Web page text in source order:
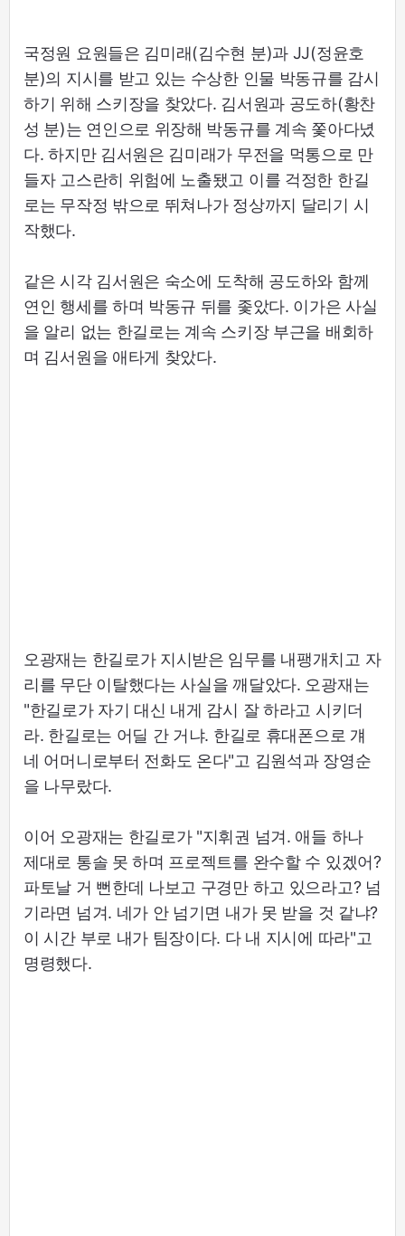
국정원 요원들은 김미래(김수현 분)과 JJ(정윤호
분)의 지시를 받고 있는 수상한 인물 박동규를 감시
하기 위해 스키장을 찾았다. 김서원과 공도하(황찬
성 분)는 연인으로 위장해 박동규를 계속 쫓아다녔
다. 하지만 김서원은 김미래가 무전을 먹통으로 만
들자 고스란히 위험에 노출됐고 이를 걱정한 한길
로는 무작정 밖으로 뛰쳐나가 정상까지 달리기 시
작했다.
같은 시각 김서원은 숙소에 도착해 공도하와 함께
연인 행세를 하며 박동규 뒤를 좇았다. 이가은 사실
을 알리 없는 한길로는 계속 스키장 부근을 배회하
며 김서원을 애타게 찾았다.
오광재는 한길로가 지시받은 임무를 내팽개치고 자
리를 무단 이탈했다는 사실을 깨달았다. 오광재는
"한길로가 자기 대신 내게 감시 잘 하라고 시키더
라. 한길로는 어딜 간 거냐. 한길로 휴대폰으로 걔
네 어머니로부터 전화도 온다"고 김원석과 장영순
을 나무랐다.
이어 오광재는 한길로가 "지휘권 넘겨. 애들 하나
제대로 통솔 못 하며 프로젝트를 완수할 수 있겠어?
파토날 거 뻔한데 나보고 구경만 하고 있으라고? 넘
기라면 넘겨. 네가 안 넘기면 내가 못 받을 것 같냐?
이 시간 부로 내가 팀장이다. 다 내 지시에 따라"고
명령했다.